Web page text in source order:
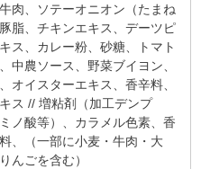
肉、ソテーオニオン（たまね
脂、チキンエキス、デーツピ
ス、カレー粉、砂糖、トマト
中農ソース、野菜ブイヨン、
オイスターエキス、香辛料、
ス // 増粘剤（加工デンプ
ノ酸等）、カラメル色素、香
、（一部に小麦・牛肉・大
んごを含む）